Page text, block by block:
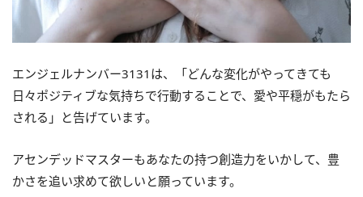
エンジェルナンバー3131は、「どんな変化がやってきても
日々ポジティブな気持ちで行動することで、愛や平穏がもたら
される」と告げています。
アセンデッドマスターもあなたの持つ創造力をいかして、豊
かさを追い求めて欲しいと願っています。